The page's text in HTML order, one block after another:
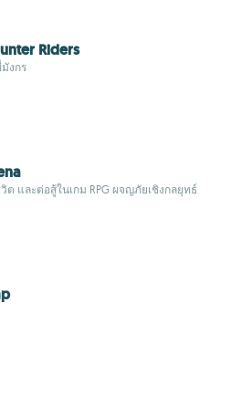
Riders
งกร
ต และต่อสู้ในเกม RPG ผจญภัยเชิงกลยุทธ์